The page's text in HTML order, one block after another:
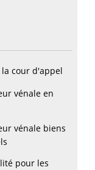
cour d'appel
vénale en
vénale biens
pour les